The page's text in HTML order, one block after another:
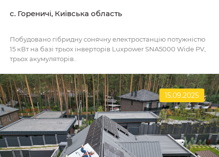
c. Гореничі, Київська область
Побудовано гібридну сонячну електростанцію потужністю
15 кВт на базі трьох інверторів Luxpower SNA5000 Wide PV,
трьох акумуляторів..
15.09.2025